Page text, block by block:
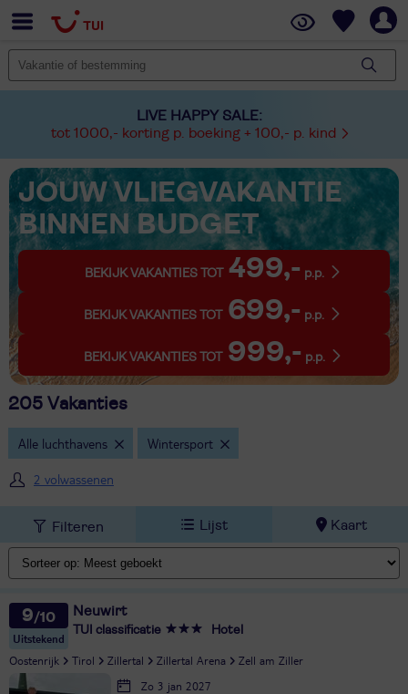
LIVE HAPPY SALE:
tot 1000,- korting p. boeking + 100,- p. kind
JOUW VLIEGVAKANTIE
BINNEN BUDGET
BEKIJK VAKANTIES TOT 499,- p.p.
BEKIJK VAKANTIES TOT 699,- p.p.
BEKIJK VAKANTIES TOT 999,- p.p.
205 Vakanties
Alle luchthavens Wintersport
2 volwassenen
Filteren Lijst Kaart
9
Uitstekend
Neuwirt
TUI classificatie Hotel
Oostenrijk Tirol Zillertal Zillertal Arena Zell am Ziller
Zo 3 jan 2027